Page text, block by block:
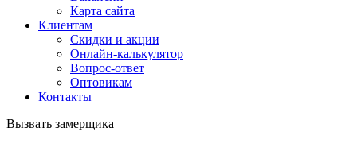
Карта сайта
Клиентам
Скидки и акции
Онлайн-калькулятор
Вопрос-ответ
Оптовикам
Контакты
Вызвать замерщика